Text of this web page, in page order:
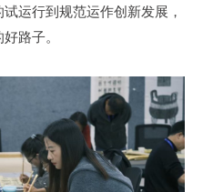
运行到规范运作创新发展，
路子。